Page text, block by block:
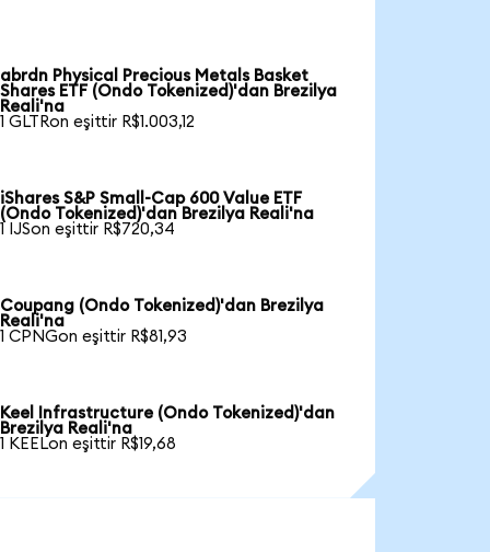
abrdn Physical Precious Metals Basket
Shares ETF (Ondo Tokenized)'dan Brezilya
Reali'na
1 GLTRon eşittir R$1.003,12
iShares S&P Small-Cap 600 Value ETF
(Ondo Tokenized)'dan Brezilya Reali'na
1 IJSon eşittir R$720,34
Coupang (Ondo Tokenized)'dan Brezilya
Reali'na
1 CPNGon eşittir R$81,93
Keel Infrastructure (Ondo Tokenized)'dan
Brezilya Reali'na
1 KEELon eşittir R$19,68